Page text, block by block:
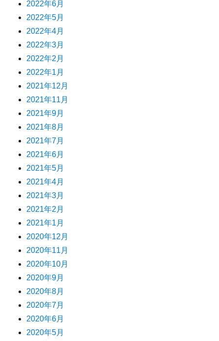
2022年6月
2022年5月
2022年4月
2022年3月
2022年2月
2022年1月
2021年12月
2021年11月
2021年9月
2021年8月
2021年7月
2021年6月
2021年5月
2021年4月
2021年3月
2021年2月
2021年1月
2020年12月
2020年11月
2020年10月
2020年9月
2020年8月
2020年7月
2020年6月
2020年5月